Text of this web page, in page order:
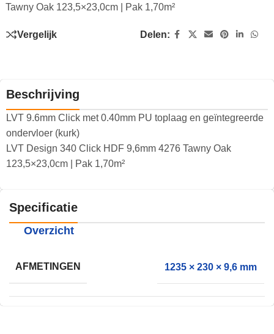
Tawny Oak 123,5×23,0cm | Pak 1,70m²
Vergelijk Delen:
Beschrijving
LVT 9.6mm Click met 0.40mm PU toplaag en geïntegreerde
ondervloer (kurk)
LVT Design 340 Click HDF 9,6mm 4276 Tawny Oak
123,5×23,0cm | Pak 1,70m²
Specificatie
Overzicht
AFMETINGEN 1235 × 230 × 9,6 mm